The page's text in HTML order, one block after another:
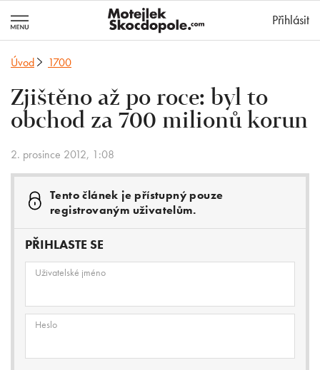
Přihlásit
Úvod 1700
Zjištěno až po roce: byl to
obchod za 700 milionů korun
2. prosince 2012, 1:08
Tento článek je přístupný pouze
registrovaným uživatelům.
PŘIHLASTE SE
Uživatelské jméno
Heslo